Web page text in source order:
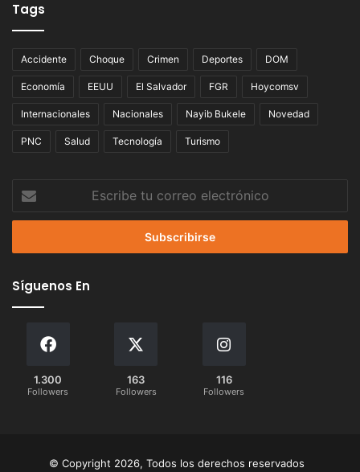
Tags
Accidente Choque Crimen Deportes DOM
Economía EEUU El Salvador FGR Hoycomsv
Internacionales Nacionales Nayib Bukele Novedad
PNC Salud Tecnología Turismo
correo
Síguenos En
1.300
Followers
163
Followers
116
Followers
© Copyright 2026, Todos los derechos reservados